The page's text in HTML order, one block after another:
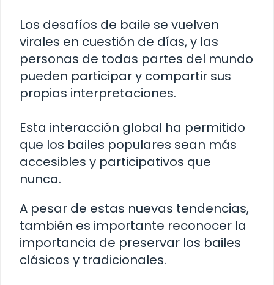
Los desafíos de baile se vuelven
virales en cuestión de días, y las
personas de todas partes del mundo
pueden participar y compartir sus
propias interpretaciones.
Esta interacción global ha permitido
que los bailes populares sean más
accesibles y participativos que
nunca.
A pesar de estas nuevas tendencias,
también es importante reconocer la
importancia de preservar los bailes
clásicos y tradicionales.